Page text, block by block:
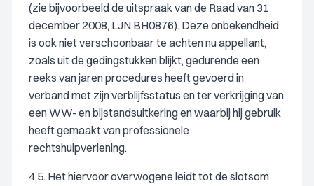
(zie bijvoorbeeld de uitspraak van de Raad van 31
december 2008, LJN BH0876). Deze onbekendheid
is ook niet verschoonbaar te achten nu appellant,
zoals uit de gedingstukken blijkt, gedurende een
reeks van jaren procedures heeft gevoerd in
verband met zijn verblijfsstatus en ter verkrijging van
een WW- en bijstandsuitkering en waarbij hij gebruik
heeft gemaakt van professionele
rechtshulpverlening.
4.5. Het hiervoor overwogene leidt tot de slotsom